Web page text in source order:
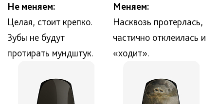
Не меняем:
Целая, стоит крепко.
Зубы не будут
протирать мундштук.
Меняем:
Насквозь протерлась,
частично отклеилась и
«ходит».